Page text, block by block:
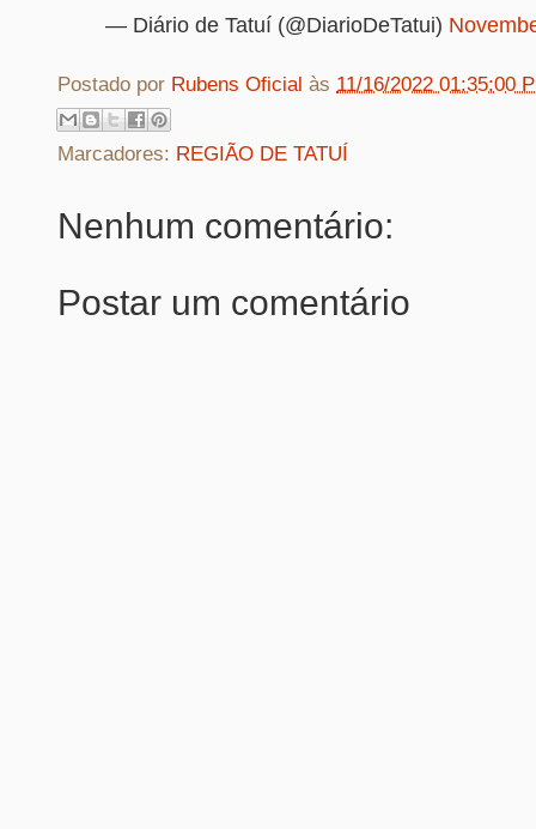
— Diário de Tatuí (@DiarioDeTatui)
Postado por Rubens Oficial às 11/16/2022 01:35:00
Marcadores: REGIÃO DE TATUÍ
Nenhum comentário:
Postar um comentário